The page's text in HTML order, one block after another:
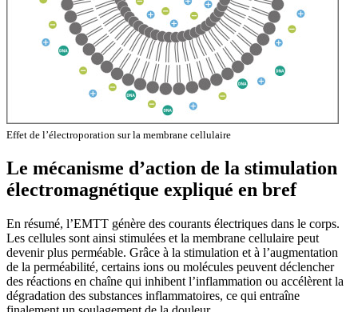
Effet de l’électroporation sur la membrane cellulaire
Le mécanisme d’action de la stimulation
électromagnétique expliqué en bref
En résumé, l’EMTT génère des courants électriques dans le corps.
Les cellules sont ainsi stimulées et la membrane cellulaire peut
devenir plus perméable. Grâce à la stimulation et à l’augmentation
de la perméabilité, certains ions ou molécules peuvent déclencher
des réactions en chaîne qui inhibent l’inflammation ou accélèrent la
dégradation des substances inflammatoires, ce qui entraîne